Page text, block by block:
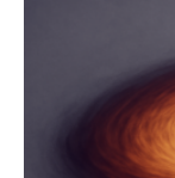
die Herleitung.